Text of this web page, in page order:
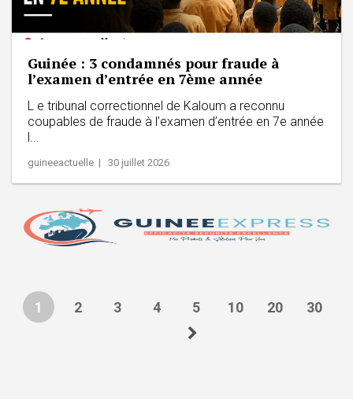
Guinée : 3 condamnés pour fraude à
l’examen d’entrée en 7ème année
L e tribunal correctionnel de Kaloum a reconnu
coupables de fraude à l’examen d’entrée en 7e année
l...
guineeactuelle | 30 juillet 2026
1 2 3 4 5 10 20 30